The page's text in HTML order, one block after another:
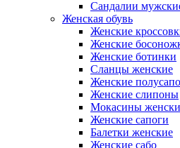
Сандалии
Женская обувь
Женские
Женские
Женские ботинки
Сланцы женские
Женские
Женские слипоны
Мокасины
Женские сапоги
Балетки женские
Женские сабо